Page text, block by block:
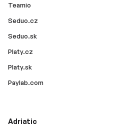
Teamio
Seduo.cz
Seduo.sk
Platy.cz
Platy.sk
Paylab.com
Adriatic